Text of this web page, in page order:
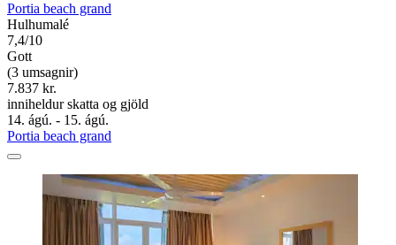
Portia beach grand
Hulhumalé
7,4/10
Gott
(3 umsagnir)
7.837 kr.
inniheldur skatta og gjöld
14. ágú. - 15. ágú.
Portia beach grand